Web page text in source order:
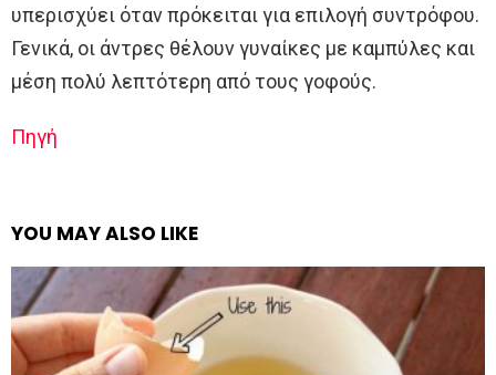
υπερισχύει όταν πρόκειται για επιλογή συντρόφου.
Γενικά, οι άντρες θέλουν γυναίκες με καμπύλες και
μέση πολύ λεπτότερη από τους γοφούς.
Πηγή
YOU MAY ALSO LIKE